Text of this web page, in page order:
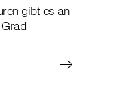
gibt es an